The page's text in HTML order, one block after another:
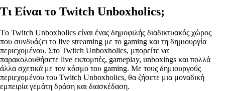
Τι Είναι το Twitch Unboxholics;
Tο Twitch Unboxholics είναι ένας δημοφιλής διαδικτυακός χώρος
που συνδυάζει το live streaming με το gaming και τη δημιουργία
περιεχομένου. Στο Twitch Unboxholics, μπορείτε να
παρακολουθήσετε live εκπομπές, gameplay, unboxings και πολλά
άλλα σχετικά με τον κόσμο του gaming. Με τους δημιουργούς
περιεχομένου του Twitch Unboxholics, θα ζήσετε μια μοναδική
εμπειρία γεμάτη δράση και διασκέδαση.